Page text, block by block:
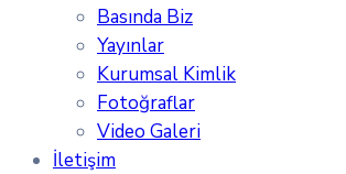
Basında Biz
Yayınlar
Kurumsal Kimlik
Fotoğraflar
Video Galeri
İletişim